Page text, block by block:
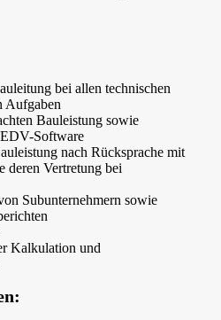
bei allen technischen
Aufgaben
Bauleistung sowie
Software
nach Rücksprache mit
deren Vertretung bei
Subunternehmern sowie
Kalkulation und